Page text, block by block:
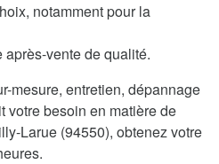
notamment pour la
vente de qualité.
mesure, entretien, dépannage
votre besoin en matière de
Larue (94550), obtenez votre